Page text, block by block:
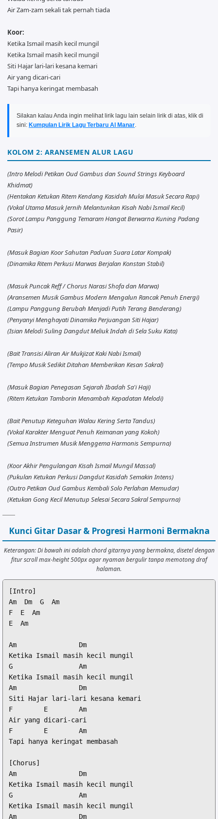
Air Zam-zam sekali tak pernah tiada
Koor:
Ketika Ismail masih kecil mungil
Ketika Ismail masih kecil mungil
Siti Hajar lari-lari kesana kemari
Air yang dicari-cari
Tapi hanya keringat membasah
Silakan kalau Anda ingin melihat lirik lagu lain selain lirik di atas, klik di
sini: Kumpulan Lirik Lagu Terbaru Al Manar
KOLOM 2: ARANSEMEN ALUR LAGU
(Intro Melodi Petikan Oud Gambus dan Sound Strings Keyboard
Khidmat)
(Hentakan Ketukan Ritem Kendang Kasidah Mulai Masuk Secara Rapi)
(Vokal Utama Masuk Jernih Melantunkan Kisah Nabi Ismail Kecil)
(Sorot Lampu Panggung Temaram Hangat Berwarna Kuning Padang
Pasir)
(Masuk Bagian Koor Sahutan Paduan Suara Latar Kompak)
(Dinamika Ritem Perkusi Marwas Berjalan Konstan Stabil)
(Masuk Puncak Reff / Chorus Narasi Shofa dan Marwa)
(Aransemen Musik Gambus Modern Mengalun Rancak Penuh Energi)
(Lampu Panggung Berubah Menjadi Putih Terang Benderang)
(Penyanyi Menghayati Dinamika Perjuangan Siti Hajar)
(Isian Melodi Suling Dangdut Meliuk Indah di Sela Suku Kata)
(Bait Transisi Aliran Air Mukjizat Kaki Nabi Ismail)
(Tempo Musik Sedikit Ditahan Memberikan Kesan Sakral)
(Masuk Bagian Penegasan Sejarah Ibadah Sa'i Haji)
(Ritem Ketukan Tamborin Menambah Kepadatan Melodi)
(Bait Penutup Keteguhan Walau Kering Serta Tandus)
(Vokal Karakter Menguat Penuh Keimanan yang Kokoh)
(Semua Instrumen Musik Menggema Harmonis Sempurna)
(Koor Akhir Pengulangan Kisah Ismail Mungil Massal)
(Pukulan Ketukan Perkusi Dangdut Kasidah Semakin Intens)
(Outro Petikan Oud Gambus Kembali Solo Perlahan Memudar)
(Ketukan Gong Kecil Menutup Selesai Secara Sakral Sempurna)
Kunci Gitar Dasar & Progresi Harmoni Bermakna
Keterangan: Di bawah ini adalah chord gitarnya yang bermakna, disetel dengan
fitur scroll max-height 500px agar nyaman bergulir tanpa memotong draf
halaman.
[Intro]
Am  Dm  G  Am
F  E  Am
E  Am
Am                Dm
Ketika Ismail masih kecil mungil
G                 Am
Ketika Ismail masih kecil mungil
Am                Dm
Siti Hajar lari-lari kesana kemari
F        E        Am
Air yang dicari-cari
F        E        Am
Tapi hanya keringat membasah
[Chorus]
Am                Dm
Ketika Ismail masih kecil mungil
G                 Am
Ketika Ismail masih kecil mungil
Am                Dm